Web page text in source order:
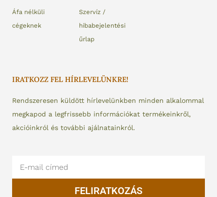
Áfa nélküli
cégeknek
Szervíz /
hibabejelentési
űrlap
IRATKOZZ FEL HÍRLEVELÜNKRE!
Rendszeresen küldött hírlevelünkben minden alkalommal
megkapod a legfrissebb információkat termékeinkről,
akcióinkról és további ajálnatainkról.
FELIRATKOZÁS